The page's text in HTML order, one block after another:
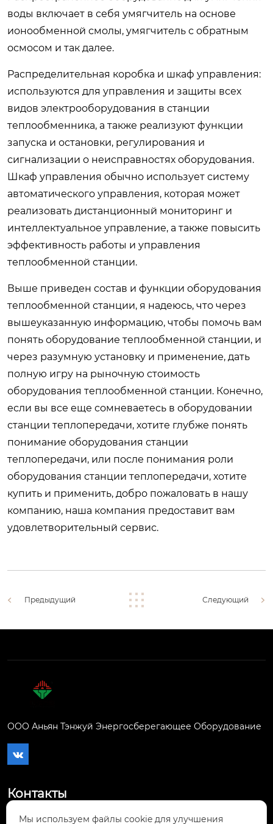
воды включает в себя умягчитель на основе
ионообменной смолы, умягчитель с обратным
осмосом и так далее.
Распределительная коробка и шкаф управления:
используются для управления и защиты всех
видов электрооборудования в станции
теплообменника, а также реализуют функции
запуска и остановки, регулирования и
сигнализации о неисправностях оборудования.
Шкаф управления обычно использует систему
автоматического управления, которая может
реализовать дистанционный мониторинг и
интеллектуальное управление, а также повысить
эффективность работы и управления
теплообменной станции.
Выше приведен состав и функции оборудования
теплообменной станции, я надеюсь, что через
вышеуказанную информацию, чтобы помочь вам
понять оборудование теплообменной станции, и
через разумную установку и применение, дать
полную игру на рыночную стоимость
оборудования теплообменной станции. Конечно,
если вы все еще сомневаетесь в оборудовании
станции теплопередачи, хотите глубже понять
понимание оборудования станции
теплопередачи, или после понимания роли
оборудования станции теплопередачи, хотите
купить и применить, добро пожаловать в нашу
компанию, наша компания предоставит вам
удовлетворительный сервис.
Предыдущий Следующий
ООО Аньян Тэнжуй Энергосберегающее Оборудование

Контакты
Город Аньян, район Иньду, средний участок
Мы используем файлы cookie для улучшения